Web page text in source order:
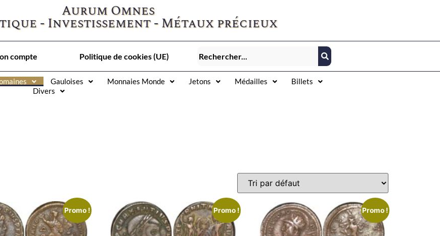
Aurum Omnes
- Investissement - Métaux précieux
compte Politique de cookies (UE)
Gauloises Monnaies Monde Jetons Médailles
Billets
Divers
Promo ! Promo ! Promo !